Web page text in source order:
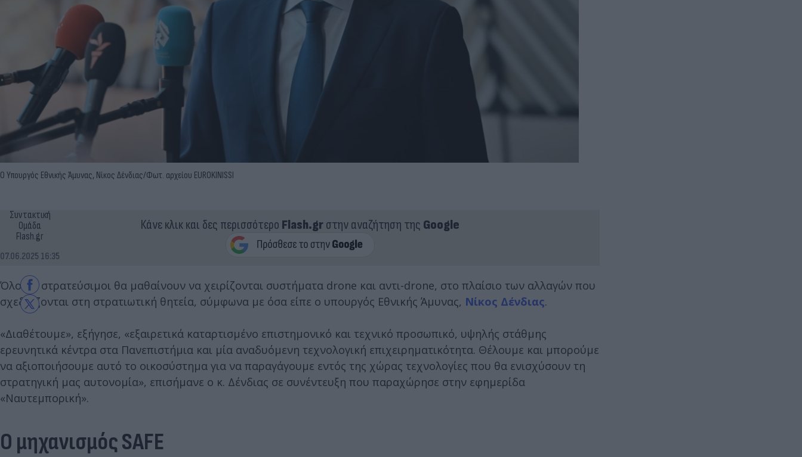
Ο Υπουργός Εθνικής Άμυνας, Νίκος Δένδιας/Φωτ. αρχείου EUROKINISSI
Συντακτική
Ομάδα
Flash.gr
07.06.2025 16:35
Κάνε κλικ και δες περισσότερο Flash.grστην αναζήτηση της Google
Όλοι οι στρατεύσιμοι θα μαθαίνουν να χειρίζονται συστήματα drone και αντι-drone, στο πλαίσιο των αλλαγών που
σχεδιάζονται στη στρατιωτική θητεία, σύμφωνα με όσα είπε ο υπουργός Εθνικής Άμυνας, Νίκος Δένδιας.
«Διαθέτουμε», εξήγησε, «εξαιρετικά καταρτισμένο επιστημονικό και τεχνικό προσωπικό, υψηλής στάθμης
ερευνητικά κέντρα στα Πανεπιστήμια και μία αναδυόμενη τεχνολογική επιχειρηματικότητα. Θέλουμε και μπορούμε
να αξιοποιήσουμε αυτό το οικοσύστημα για να παραγάγουμε εντός της χώρας τεχνολογίες που θα ενισχύσουν τη
στρατηγική μας αυτονομία», επισήμανε ο κ. Δένδιας σε συνέντευξη που παραχώρησε στην εφημερίδα
«Ναυτεμπορική».
Ο μηχανισμός SAFE